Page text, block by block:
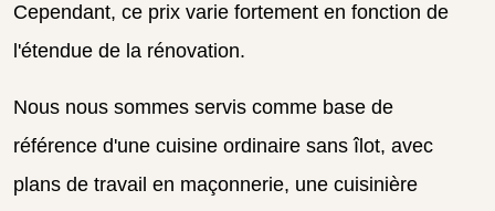
Cependant, ce prix varie fortement en fonction de
l'étendue de la rénovation.
Nous nous sommes servis comme base de
référence d'une cuisine ordinaire sans îlot, avec
plans de travail en maçonnerie, une cuisinière